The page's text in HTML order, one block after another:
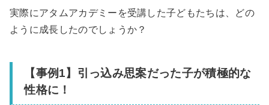
実際にアタムアカデミーを受講した子どもたちは、どの
ように成長したのでしょうか？
【事例1】引っ込み思案だった子が積極的な
性格に！